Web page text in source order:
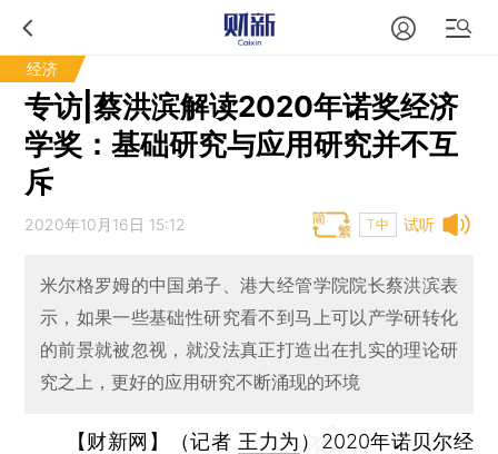
经济
专访|蔡洪滨解读2020年诺奖经济
学奖：基础研究与应用研究并不互
斥
试听
2020年10月16日 15:12 T中
米尔格罗姆的中国弟子、港大经管学院院长蔡洪滨表
示，如果一些基础性研究看不到马上可以产学研转化
的前景就被忽视，就没法真正打造出在扎实的理论研
究之上，更好的应用研究不断涌现的环境
【财新网】（记者 王力为 ） 2020年诺贝尔经